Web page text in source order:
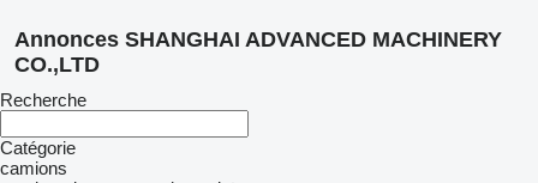
Annonces SHANGHAI ADVANCED MACHINERY
CO.,LTD
Recherche
Catégorie
camions